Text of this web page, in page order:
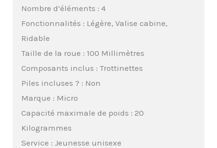
Nombre d’éléments : 4
Fonctionnalités : Légère, Valise cabine,
Ridable
Taille de la roue : 100 Millimètres
Composants inclus : Trottinettes
Piles incluses ? : Non
Marque : Micro
Capacité maximale de poids : 20
Kilogrammes
Service : Jeunesse unisexe